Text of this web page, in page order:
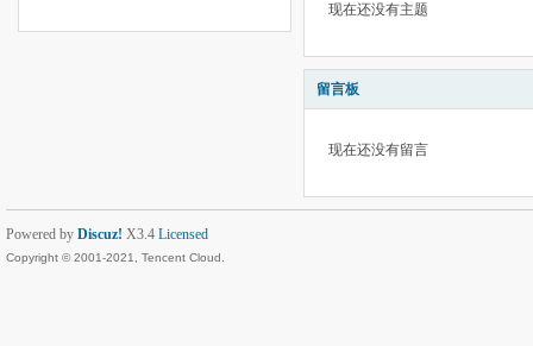
现在还没有主题
留言板
现在还没有留言
Powered by Discuz! X3.4 Licensed
Copyright © 2001-2021, Tencent Cloud.